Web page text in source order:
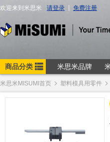
米思米MISUMI首页 塑料模具用零件